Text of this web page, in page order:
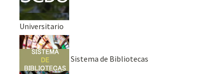
Universitario
Sistema de Bibliotecas